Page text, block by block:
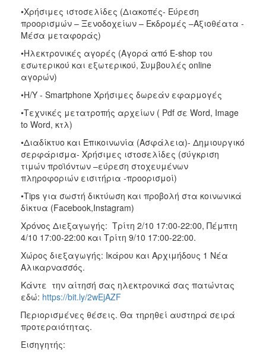
•Χρήσιμες ιστοσελίδες (Διακοπές- Εύρεση
προορισμών – Ξενοδοχείων – Εκδρομές –Αξιοθέατα -
Μέσα μεταφοράς)
•Ηλεκτρονικές αγορές (Αγορά από E-shop του
εσωτερικού και εξωτερικού, Συμβουλές online
αγορών)
•Η/Υ - Smartphone Χρήσιμες δωρεάν εφαρμογές
•Τεχνικές μετατροπής αρχείων ( Pdf σε Word, Image
to Word, κτλ)
•Διαδίκτυο και Επικοινωνία (Ασφάλεια)- Δημιουργικό
σερφάρισμα- Χρήσιμες ιστοσελίδες (σύγκριση
τιμών προϊόντων –εύρεση στοχευμένων
πληροφοριών εισιτήρια -προορισμοί)
•Tips για σωστή δικτύωση και προβολή στα κοινωνικά
δίκτυα (Facebook,Instagram)
Χρόνος Διεξαγωγής: Τρίτη 2/10 17:00-22:00, Πέμπτη
4/10 17:00-22:00 και Τρίτη 9/10 17:00-22:00.
Χώρος διεξαγωγής: Ικάρου και Αρχιμήδους 1 Νέα
Αλικαρνασσός.
Κάντε την αίτησή σας ηλεκτρονικά σας πατώντας
εδώ: https://bit.ly/2wEjAZF
Περιορισμένες θέσεις. Θα τηρηθεί αυστηρά σειρά
προτεραιότητας.
Εισηγητής: